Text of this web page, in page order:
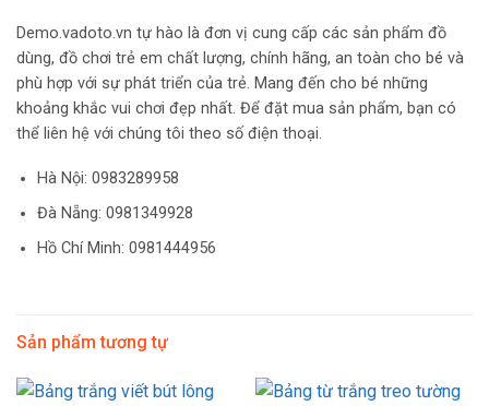
Demo.vadoto.vn tự hào là đơn vị cung cấp các sản phẩm đồ
dùng, đồ chơi trẻ em chất lượng, chính hãng, an toàn cho bé và
phù hợp với sự phát triển của trẻ. Mang đến cho bé những
khoảng khắc vui chơi đẹp nhất. Để đặt mua sản phẩm, bạn có
thể liên hệ với chúng tôi theo số điện thoại.
Hà Nội: 0983289958
Đà Nẵng: 0981349928
Hồ Chí Minh: 0981444956
Sản phẩm tương tự